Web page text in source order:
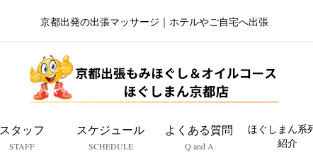
京都出発の出張マッサージ｜ホテルやご自宅へ出張
スタッフ
STAFF
スケジュール
SCHEDULE
よくある質問
Q and A
ほぐしまん系
紹介